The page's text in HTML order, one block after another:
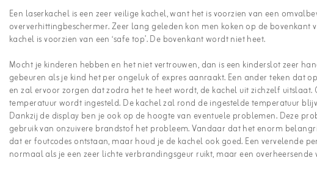
Een laserkachel is een zeer veilige kachel, want het is voorzien van een
oververhittingbeschermer. Zeer lang geleden kon men koken op de
kachel is voorzien van een ‘safe top’. De bovenkant wordt niet heet.
Mocht je kinderen hebben en het niet vertrouwen, dan is een kinderslot zeer
gebeuren als je kind het per ongeluk of expres aanraakt. Een ander teken dat
en zal ervoor zorgen dat zodra het te heet wordt, de kachel uit zichzelf
temperatuur wordt ingesteld. De kachel zal rond de ingestelde temperatuur
Dankzij de display ben je ook op de hoogte van eventuele problemen. Deze
gebruik van onzuivere brandstof het probleem. Vandaar dat het enorm
dat er foutcodes ontstaan, maar houd je de kachel ook goed. Een vervelende
normaal als je een zeer lichte verbrandingsgeur ruikt, maar een